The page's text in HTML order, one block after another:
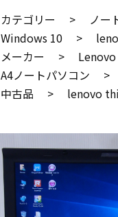
カテゴリー > ノー
Windows 10 >
メーカー > Lenovo
A4ノートパソコン >
中古品 > lenovo